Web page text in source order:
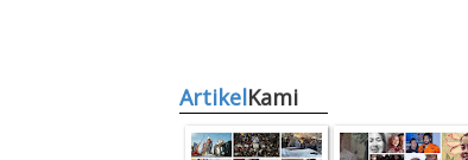
ArtikelKami